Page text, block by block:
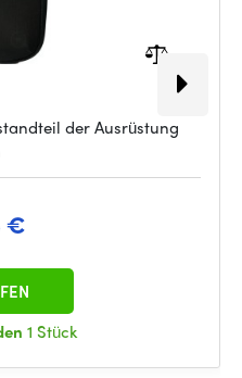
der Ausrüstung
€
1 Stück